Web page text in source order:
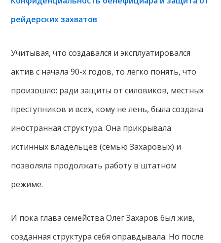
рейдерских захватов
Учитывая, что создавался и эксплуатировался
актив с начала 90-х годов, то легко понять, что
произошло: ради защиты от силовиков, местных
преступников и всех, кому не лень, была создана
иностранная структура. Она прикрывала
истинных владельцев (семью Захаровых) и
позволяла продолжать работу в штатном
режиме.
И пока глава семейства Олег Захаров был жив,
созданная структура себя оправдывала. Но после